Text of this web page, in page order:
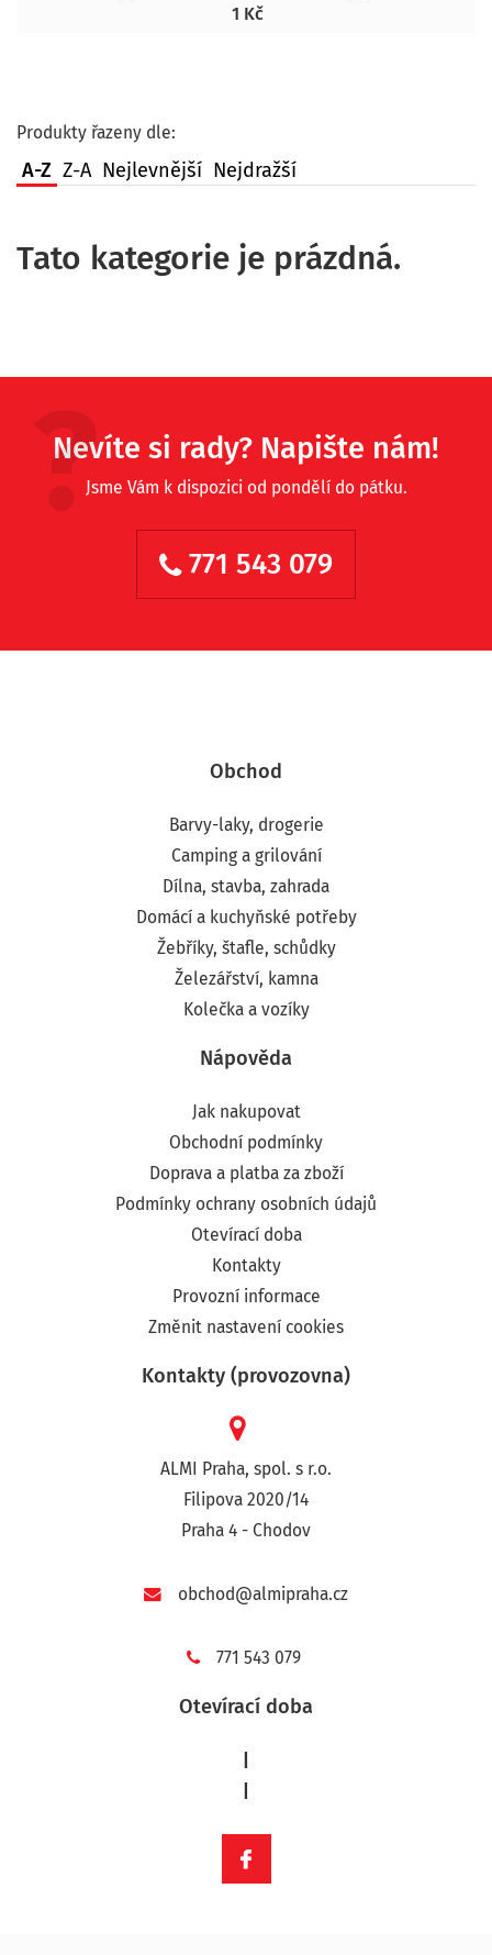
1 Kč
Produkty řazeny dle:
A-Z Z-A Nejlevnější Nejdražší
Tato kategorie je prázdná.
Nevíte si rady? Napište nám!
Jsme Vám k dispozici od pondělí do pátku.
771 543 079
Obchod
Barvy-laky, drogerie
Camping a grilování
Dílna, stavba, zahrada
Domácí a kuchyňské potřeby
Žebříky, štafle, schůdky
Železářství, kamna
Kolečka a vozíky
Nápověda
Jak nakupovat
Obchodní podmínky
Doprava a platba za zboží
Podmínky ochrany osobních údajů
Otevírací doba
Kontakty
Provozní informace
Změnit nastavení cookies
Kontakty (provozovna)
ALMI Praha, spol. s r.o.
Filipova 2020/14
Praha 4 - Chodov
obchod@almipraha.cz
771 543 079
Otevírací doba